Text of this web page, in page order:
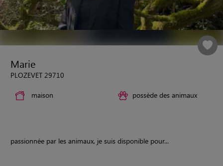
Marie
PLOZEVET 29710
maison possède des animaux
passionnée par les animaux, je suis disponible pour...